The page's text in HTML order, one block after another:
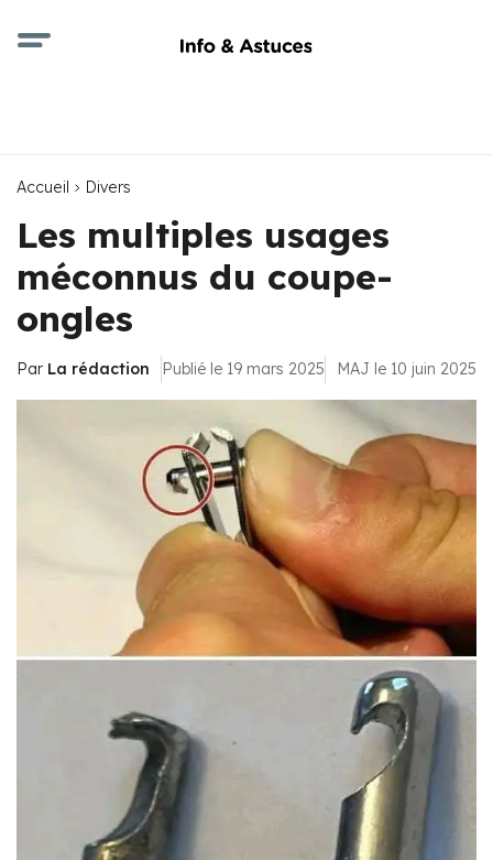
Accueil Divers
Les multiples usages
méconnus du coupe-
ongles
Par La rédaction Publié le 19 mars 2025 MAJ le 10 juin 2025